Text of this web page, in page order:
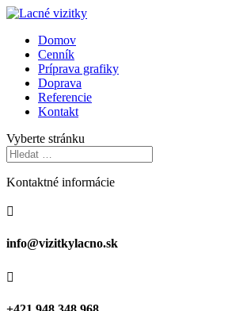
Domov
Cenník
Príprava grafiky
Doprava
Referencie
Kontakt
Vyberte stránku
Kontaktné informácie

info@vizitkylacno.sk
